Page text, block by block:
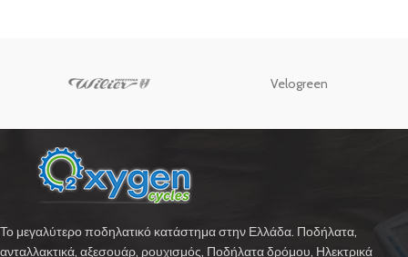
Velogreen
Το μεγαλύτερο ποδηλατικό κατάστημα στην Ελλάδα. Ποδήλατα,
ανταλλακτικά, αξεσουάρ, ρουχισμός, Ποδήλατα δρόμου, Ηλεκτρικά